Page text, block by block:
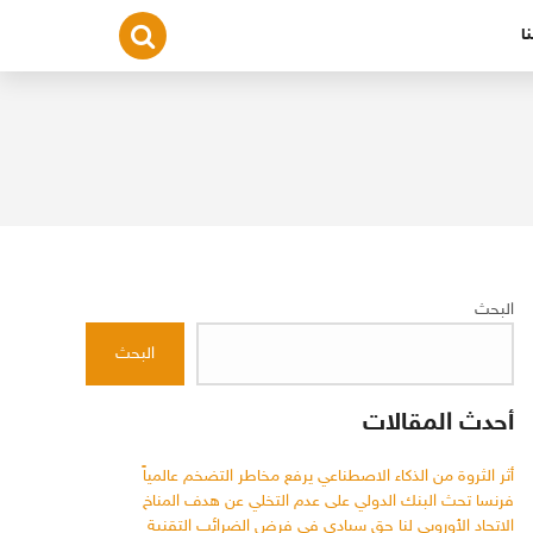
البحث
البحث
أحدث المقالات
أثر الثروة من الذكاء الاصطناعي يرفع مخاطر التضخم عالمياً
فرنسا تحث البنك الدولي على عدم التخلي عن هدف المناخ
الاتحاد الأوروبي لنا حق سيادي في فرض الضرائب التقنية